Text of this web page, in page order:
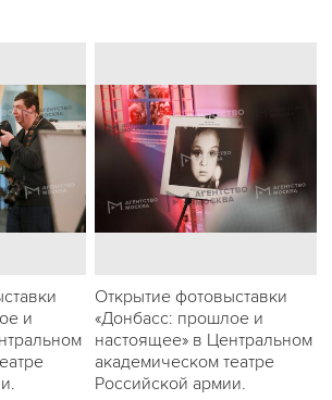
и
Открытие фотовыставки
«Донбасс: прошлое и
настоящее» в Центральном
академическом театре
Российской армии.